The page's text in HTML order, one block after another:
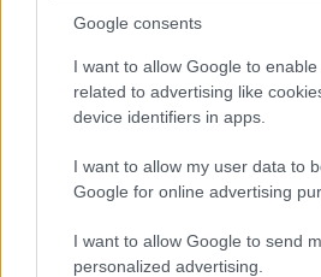
Google consents
I want to allow Google to
related to advertising like
device identifiers in apps.
I want to allow my user data to
Google for online advertising
I want to allow Google to send
personalized advertising.
ΜΠΕΙΤΕ ΣΤΗ ΣΥΖΗΤΗΣΗ
ΣΗΜΕΡΑ ΣΤΟ